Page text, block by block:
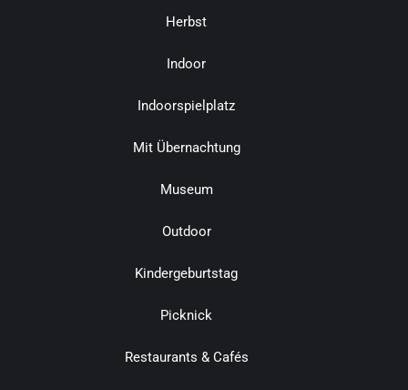
Herbst
Indoor
Indoorspielplatz
Mit Übernachtung
Museum
Outdoor
Kindergeburtstag
Picknick
Restaurants & Cafés